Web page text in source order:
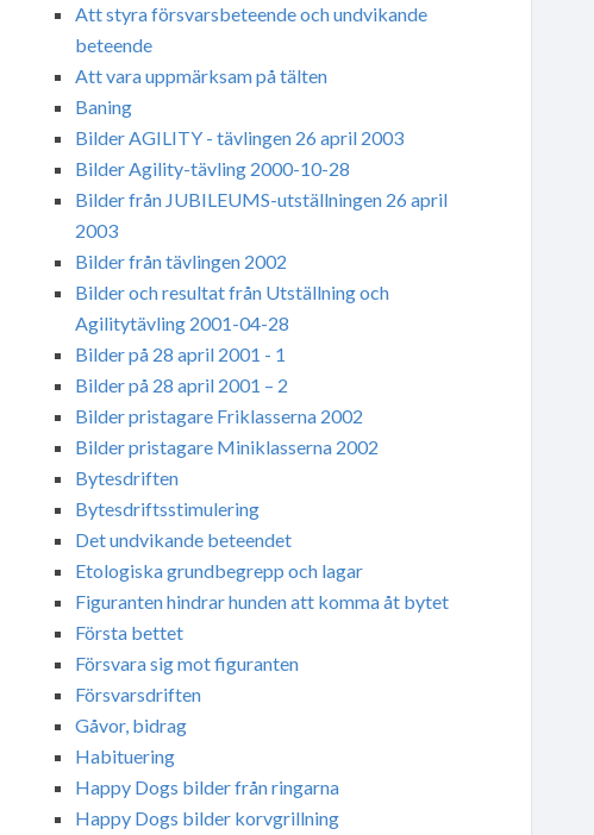
Att styra försvarsbeteende och undvikande
beteende
Att vara uppmärksam på tälten
Baning
Bilder AGILITY - tävlingen 26 april 2003
Bilder Agility-tävling 2000-10-28
Bilder från JUBILEUMS-utställningen 26 april
2003
Bilder från tävlingen 2002
Bilder och resultat från Utställning och
Agilitytävling 2001-04-28
Bilder på 28 april 2001 - 1
Bilder på 28 april 2001 – 2
Bilder pristagare Friklasserna 2002
Bilder pristagare Miniklasserna 2002
Bytesdriften
Bytesdriftsstimulering
Det undvikande beteendet
Etologiska grundbegrepp och lagar
Figuranten hindrar hunden att komma åt bytet
Första bettet
Försvara sig mot figuranten
Försvarsdriften
Gåvor, bidrag
Habituering
Happy Dogs bilder från ringarna
Happy Dogs bilder korvgrillning